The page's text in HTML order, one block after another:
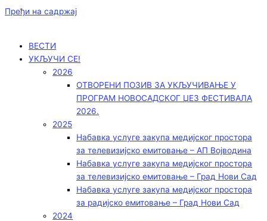
Пређи на садржај
ВЕСТИ
УКЉУЧИ СЕ!
2026
ОТВОРЕНИ ПОЗИВ ЗА УКЉУЧИВАЊЕ У
ПРОГРАМ НОВОСАДСКОГ ЏЕЗ ФЕСТИВАЛА
2026.
2025
Набавка услуге закупа медијског простора
за телевизијско емитовање – АП Војводинa
Набавка услуге закупа медијског простора
за телевизијско емитовање – Град Нови Сад
Набавка услуге закупа медијског простора
за радијско емитовање – Град Нови Сад
2024